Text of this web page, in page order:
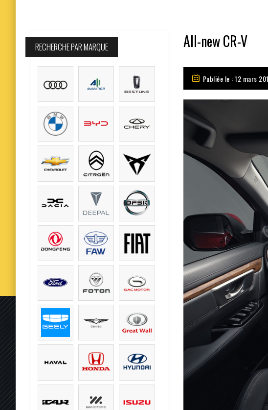
All-new CR-V
Publiée le : 12 mars
RECHERCHE PAR MARQUE